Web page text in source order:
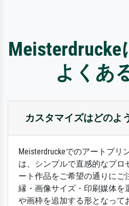
よくあ
カスタマイズはどのよ
Meisterdruckeでのアートプリ
は、シンプルで直感的なプロ
ート作品をご希望の通りにご
縁・画像サイズ・印刷媒体を
や画枠を追加する形となって